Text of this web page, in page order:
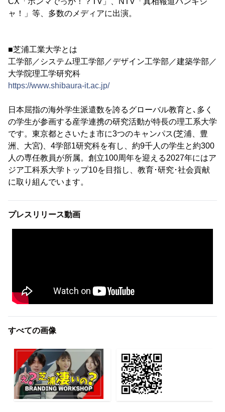
ャ！」等、多数のメディアに出演。
■芝浦工業大学とは
工学部／システム理工学部／デザイン工学部／建築学部／
大学院理工学研究科
https://www.shibaura-it.ac.jp/
日本屈指の海外学生派遣数を誇るグローバル教育と､多く
の学生が参画する産学連携の研究活動が特長の理工系大学
です。東京都とさいたま市に3つのキャンパス(芝浦、豊
洲、大宮)、4学部1研究科を有し、約9千人の学生と約300
人の専任教員が所属。創立100周年を迎える2027年にはア
ジア工科系大学トップ10を目指し、教育･研究･社会貢献
に取り組んでいます。
プレスリリース動画
すべての画像